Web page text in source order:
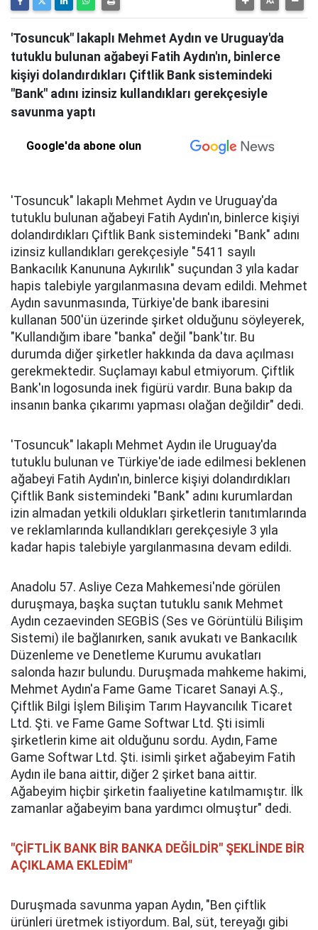
'Tosuncuk" lakaplı Mehmet Aydın ve Uruguay'da
tutuklu bulunan ağabeyi Fatih Aydın'ın, binlerce
kişiyi dolandırdıkları Çiftlik Bank sistemindeki
"Bank" adını izinsiz kullandıkları gerekçesiyle
savunma yaptı
Google'da abone olun
'Tosuncuk" lakaplı Mehmet Aydın ve Uruguay'da
tutuklu bulunan ağabeyi Fatih Aydın'ın, binlerce kişiyi
dolandırdıkları Çiftlik Bank sistemindeki "Bank" adını
izinsiz kullandıkları gerekçesiyle "5411 sayılı
Bankacılık Kanununa Aykırılık" suçundan 3 yıla kadar
hapis talebiyle yargılanmasına devam edildi. Mehmet
Aydın savunmasında, Türkiye'de bank ibaresini
kullanan 500'ün üzerinde şirket olduğunu söyleyerek,
"Kullandığım ibare "banka" değil "bank'tır. Bu
durumda diğer şirketler hakkında da dava açılması
gerekmektedir. Suçlamayı kabul etmiyorum. Çiftlik
Bank'ın logosunda inek figürü vardır. Buna bakıp da
insanın banka çıkarımı yapması olağan değildir" dedi.
'Tosuncuk" lakaplı Mehmet Aydın ile Uruguay'da
tutuklu bulunan ve Türkiye'de iade edilmesi beklenen
ağabeyi Fatih Aydın'ın, binlerce kişiyi dolandırdıkları
Çiftlik Bank sistemindeki "Bank" adını kurumlardan
izin almadan yetkili oldukları şirketlerin tanıtımlarında
ve reklamlarında kullandıkları gerekçesiyle 3 yıla
kadar hapis talebiyle yargılanmasına devam edildi.
Anadolu 57. Asliye Ceza Mahkemesi'nde görülen
duruşmaya, başka suçtan tutuklu sanık Mehmet
Aydın cezaevinden SEGBİS (Ses ve Görüntülü Bilişim
Sistemi) ile bağlanırken, sanık avukatı ve Bankacılık
Düzenleme ve Denetleme Kurumu avukatları
salonda hazır bulundu. Duruşmada mahkeme hakimi,
Mehmet Aydın'a Fame Game Ticaret Sanayi A.Ş.,
Çiftlik Bilgi İşlem Bilişim Tarım Hayvancılık Ticaret
Ltd. Şti. ve Fame Game Softwar Ltd. Şti isimli
şirketlerin kime ait olduğunu sordu. Aydın, Fame
Game Softwar Ltd. Şti. isimli şirket ağabeyim Fatih
Aydın ile bana aittir, diğer 2 şirket bana aittir.
Ağabeyim hiçbir şirketin faaliyetine katılmamıştır. İlk
zamanlar ağabeyim bana yardımcı olmuştur" dedi.
"ÇİFTLİK BANK BİR BANKA DEĞİLDİR" ŞEKLİNDE BİR
AÇIKLAMA EKLEDİM"
Duruşmada savunma yapan Aydın, "Ben çiftlik
ürünleri üretmek istiyordum. Bal, süt, tereyağı gibi